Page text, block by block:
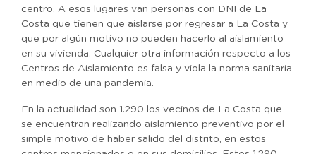
centro. A esos lugares van personas con DNI de La
Costa que tienen que aislarse por regresar a La Costa y
que por algún motivo no pueden hacerlo al aislamiento
en su vivienda. Cualquier otra información respecto a los
Centros de Aislamiento es falsa y viola la norma sanitaria
en medio de una pandemia.
En la actualidad son 1.290 los vecinos de La Costa que
se encuentran realizando aislamiento preventivo por el
simple motivo de haber salido del distrito, en estos